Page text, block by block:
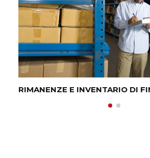
RIMANENZE E INVENTARIO DI